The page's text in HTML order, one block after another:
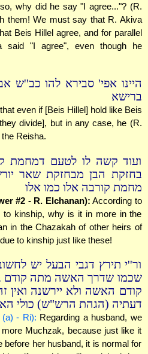
why did he say "I agree..."? (R.
them! We must say that R. Akiva
Beis Hillel agree, and for parallel
said "I agree", even though he
היינו אפי' סבירא להו כב''ש
ברישא
even if [Beis Hillel] hold like Beis
divide], but in any case, he (R.
Reisha.
ועוד קשה לו לטעם דמחמת
בחזקת הבן מבחזקת שאר
מחמת קורבה אלו כמו אלו
#2 - R. Elchanan): According to
to kinship, why is it in more in the
in the Chazakah of other heirs of
to kinship just like these!
ור''י תירץ דגבי הבעל יש
שכמו שדרך האשה מתה קודם
קודם האשה ולא יירשנה ואין
דעתיה (הגהת הרש"ש) כולי
(a) - Ri): Regarding a husband, we
Muchzak, because just like it
before her husband, it is normal for